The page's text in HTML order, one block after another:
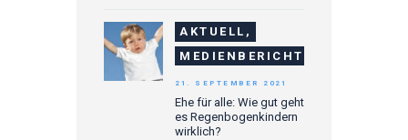
AKTUELL,
MEDIENBERICHTE
Ehe für alle: Wie gut geht
es Regenbogenkindern
wirklich?
21. SEPTEMBER 2021